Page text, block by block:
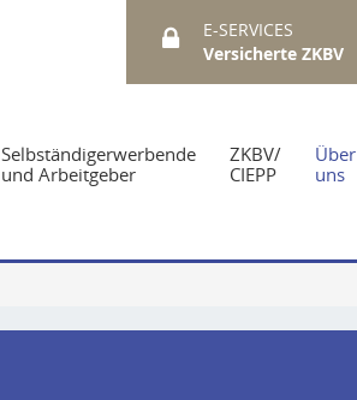
E-SERVICES
Versicherte ZKBV
Selbständigerwerbende
und Arbeitgeber
ZKBV/
CIEPP
Über
uns